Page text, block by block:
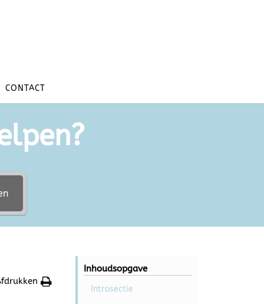
CONTACT
Inhoudsopgave
Introsectie